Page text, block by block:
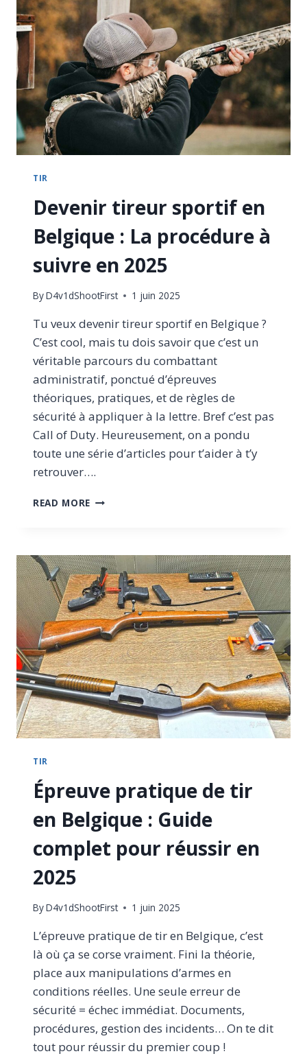
2025
TIR
Devenir tireur sportif en
Belgique : La procédure à
suivre en 2025
ByD4v1dShootFirst 1 juin 2025
Tu veux devenir tireur sportif en Belgique ?
C’est cool, mais tu dois savoir que c’est un
véritable parcours du combattant
administratif, ponctué d’épreuves
théoriques, pratiques, et de règles de
sécurité à appliquer à la lettre. Bref c’est pas
Call of Duty. Heureusement, on a pondu
toute une série d’articles pour t’aider à t’y
retrouver….
READ MORE DEVENIR
BELGIQUE
:
LA
PROCÉDURE
À
SUIVRE
EN
2025
TIR
Épreuve pratique de tir
en Belgique : Guide
complet pour réussir en
2025
ByD4v1dShootFirst 1 juin 2025
L’épreuve pratique de tir en Belgique, c’est
là où ça se corse vraiment. Fini la théorie,
place aux manipulations d’armes en
conditions réelles. Une seule erreur de
sécurité = échec immédiat. Documents,
procédures, gestion des incidents… On te dit
tout pour réussir du premier coup !